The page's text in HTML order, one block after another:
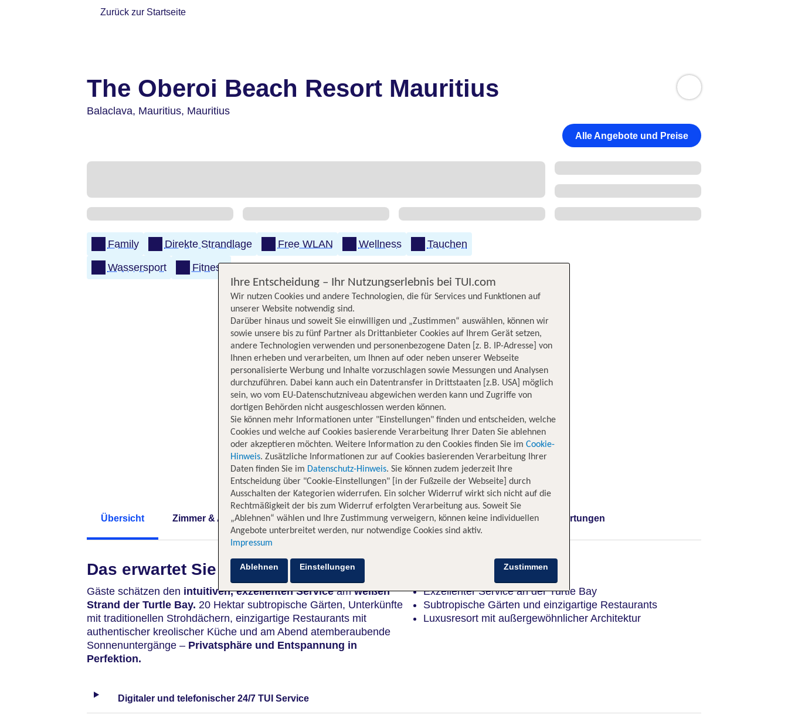
Zurück zur Startseite
The Oberoi Beach Resort Mauritius
Balaclava, Mauritius, Mauritius
Alle Angebote und Preise
Family Direkte Strandlage Free WLAN Wellness
Tauchen
Wassersport
Fitness
Übersicht Zimmer & Angebote Hotelinformationen Nachhaltigkeit Lage Bewertungen
Das erwartet Sie
Gäste schätzen den intuitiven, exzellenten Serviceamweißen
Strand der Turtle Bay. 20 Hektar subtropische Gärten, Unterkünfte
mit traditionellen Strohdächern, einzigartige Restaurants mit
authentischer kreolischer Küche und am Abend atemberaubende
Sonnenuntergänge – Privatsphäre und Entspannung in
Perfektion.
Exzellenter Service an der Turtle Bay
Subtropische Gärten und einzigartige Restaurants
Luxusresort mit außergewöhnlicher Architektur
Digitaler und telefonischer 24/7 TUI Service
Ihre Entscheidung – Ihr Nutzungserlebnis bei TUI.com
Wir nutzen Cookies und andere Technologien, die für Services und Funktionen auf
unserer Website notwendig sind.
Darüber hinaus und soweit Sie einwilligen und „Zustimmen“ auswählen, können wir
sowie unsere bis zu fünf Partner als Drittanbieter Cookies auf Ihrem Gerät setzen,
andere Technologien verwenden und personenbezogene Daten [z. B. IP-Adresse] von
Ihnen erheben und verarbeiten, um Ihnen auf oder neben unserer Webseite
personalisierte Werbung und Inhalte vorzuschlagen sowie Messungen und Analysen
durchzuführen. Dabei kann auch ein Datentransfer in Drittstaaten [z.B. USA] möglich
sein, wo vom EU-Datenschutzniveau abgewichen werden kann und Zugriffe von
dortigen Behörden nicht ausgeschlossen werden können.
Sie können mehr Informationen unter "Einstellungen" finden und entscheiden, welche
Cookies und welche auf Cookies basierende Verarbeitung Ihrer Daten Sie ablehnen
oder akzeptieren möchten. Weitere Information zu den Cookies finden Sie im Cookie-
Hinweis. Zusätzliche Informationen zur auf Cookies basierenden Verarbeitung Ihrer
Daten finden Sie im Datenschutz-Hinweis. Sie können zudem jederzeit Ihre
Entscheidung über "Cookie-Einstellungen" [in der Fußzeile der Webseite] durch
Ausschalten der Kategorien widerrufen. Ein solcher Widerruf wirkt sich nicht auf die
Rechtmäßigkeit der bis zum Widerruf erfolgten Verarbeitung aus. Soweit Sie
„Ablehnen“ wählen und Ihre Zustimmung verweigern, können keine individuellen
Angebote unterbreitet werden, nur notwendige Cookies sind aktiv.
Impressum
Zustimmen
Ablehnen Einstellungen